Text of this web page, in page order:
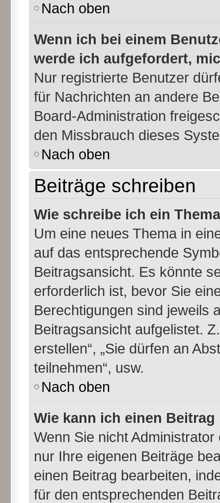
Nach oben
Wenn ich bei einem
werde ich aufgefordert,
Nur registrierte Benutzer
für Nachrichten an andere
Board-Administration
den Missbrauch dieses
Nach oben
Beiträge schreiben
Wie schreibe ich ein
Um eine neues Thema in
auf das entsprechende
Beitragsansicht. Es könnte
erforderlich ist, bevor Sie
Berechtigungen sind jeweils
Beitragsansicht aufgelistet.
erstellen“, „Sie dürfen an
teilnehmen“, usw.
Nach oben
Wie kann ich einen
Wenn Sie nicht
nur Ihre eigenen Beiträge
einen Beitrag bearbeiten,
für den entsprechenden